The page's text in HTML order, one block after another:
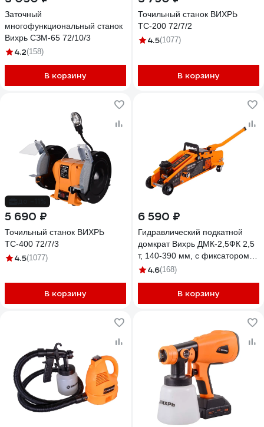
Заточный
многофункциональный станок
Вихрь СЗМ-65 72/10/3
4.2(158)
В корзину
Точильный станок ВИХРЬ
ТС-200 72/7/2
4.5(1077)
В корзину
5 690 ₽
Точильный станок ВИХРЬ
ТС-400 72/7/3
4.5(1077)
В корзину
6 590 ₽
Гидравлический подкатной
домкрат Вихрь ДМК-2,5ФК 2,5
т, 140-390 мм, с фиксатором, в
кейсе 73/5/4/4
4.6(168)
В корзину